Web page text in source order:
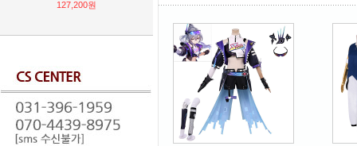
127,200원
37,440원